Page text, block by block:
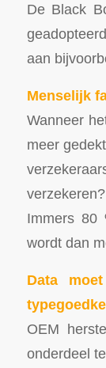
De Black
aan
Menselijk
Wanneer
meer
Immers 80
wordt dan
Data
OEM
onderdeel